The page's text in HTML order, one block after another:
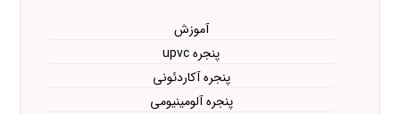
آموزش
پنجره upvc
پنجره آکاردئونی
پنجره آلومینیومی